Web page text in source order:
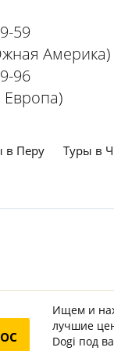
59
Америка)
96
Европа)
в Перу Туры в
Ищем и
лучшие
Dogi под